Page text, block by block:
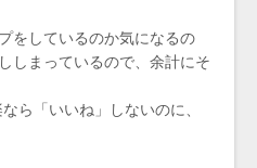
をしているのか気になるの
しまっているので、余計にそ
ら「いいね」しないのに、